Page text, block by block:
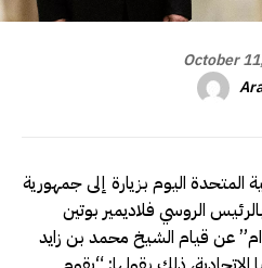
October
المتحدة اليوم بزيارة إلى جمهورية
عن قيام الشيخ محمد بن زايد